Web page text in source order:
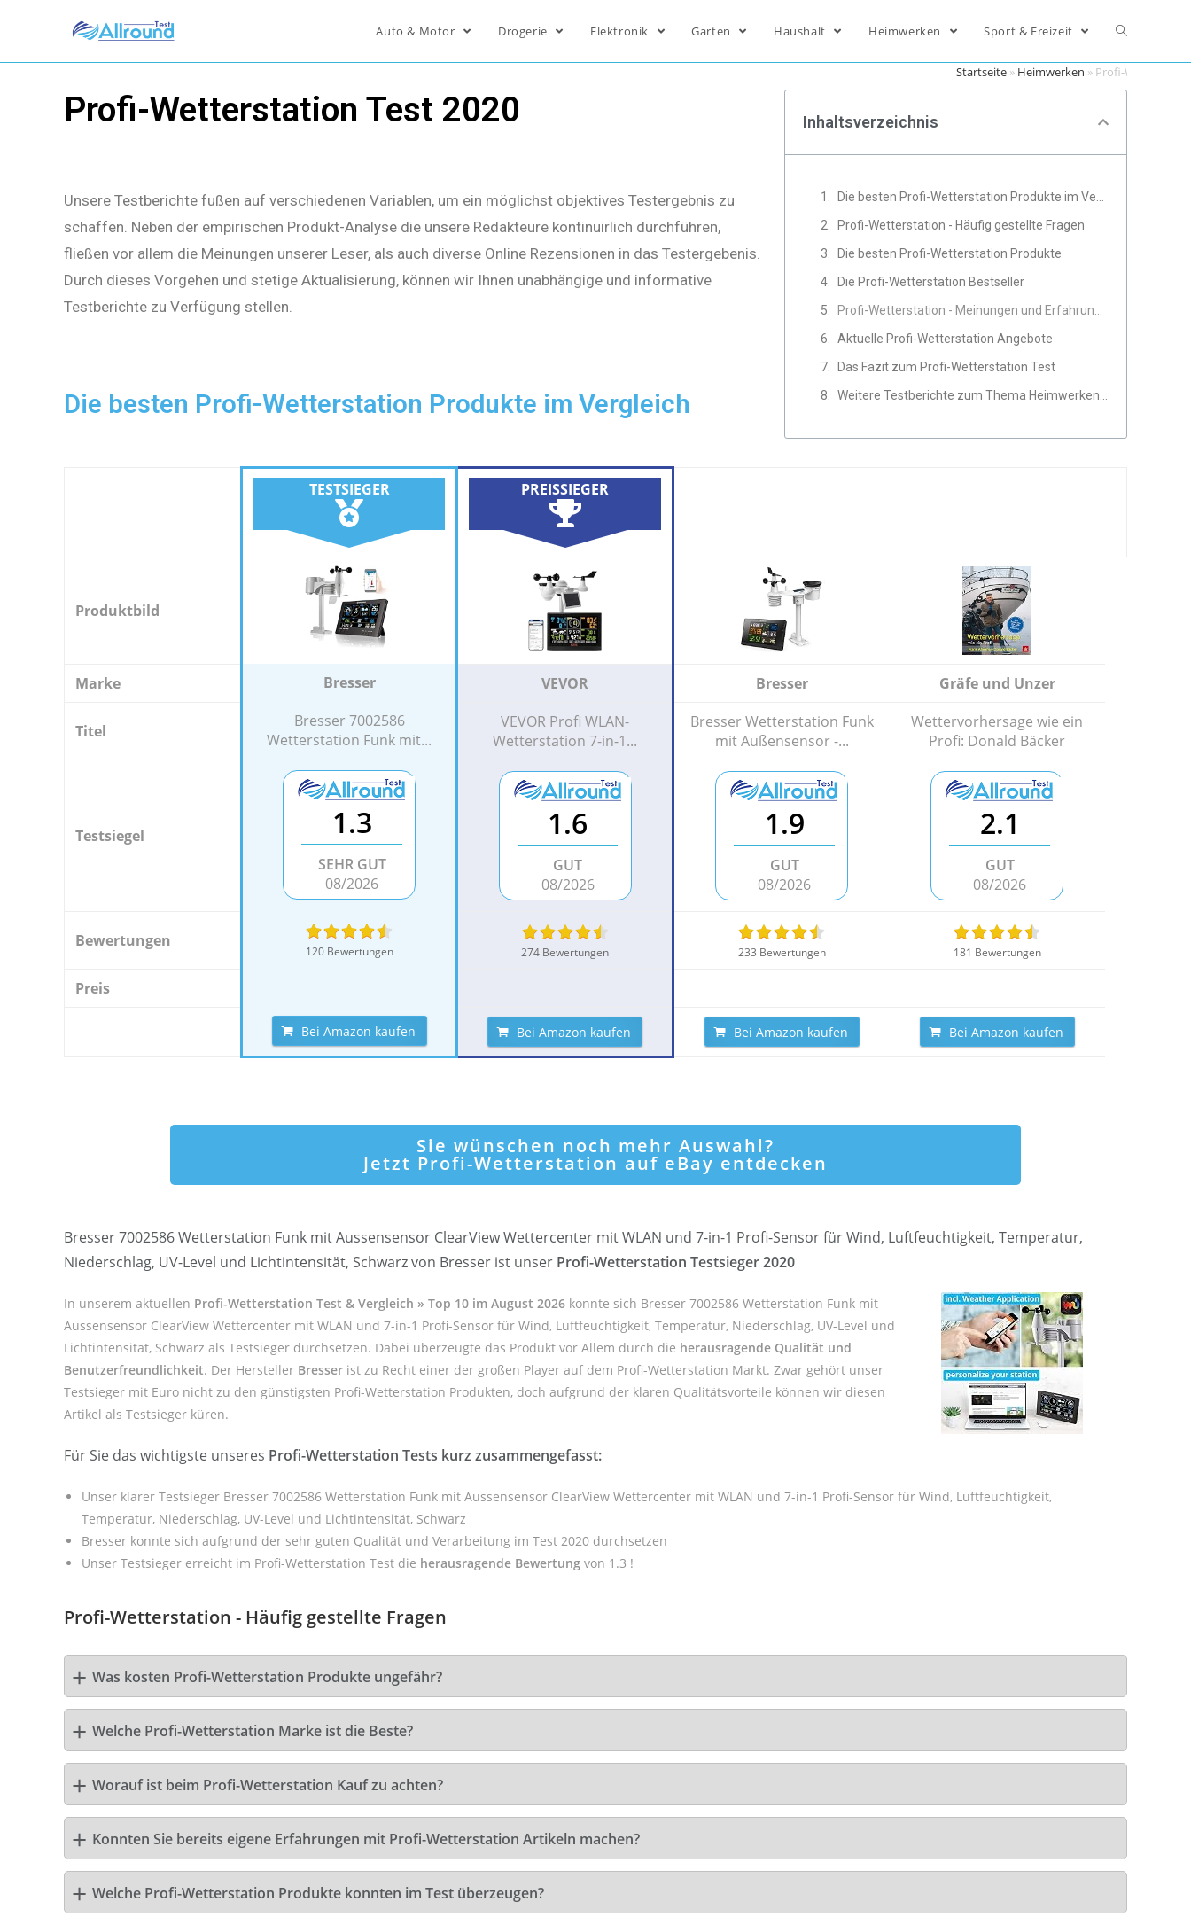
Auto & Motor Drogerie Elektronik Garten Haushalt Heimwerken Sport & Freizeit
Profi-Wetterstation Test 2020
Unsere Testberichte fußen auf verschiedenen Variablen, um ein möglichst objektives Testergebnis zu
schaffen. Neben der empirischen Produkt-Analyse die unsere Redakteure kontinuirlich durchführen,
fließen vor allem die Meinungen unserer Leser, als auch diverse Online Rezensionen in das Testergebenis.
Durch dieses Vorgehen und stetige Aktualisierung, können wir Ihnen unabhängige und informative
Testberichte zu Verfügung stellen.
Die besten Profi-Wetterstation Produkte im Vergleich
Startseite» Heimwerken » Profi-
Inhaltsverzeichnis
Profi-Wetterstation - Häufig gestellte Fragen
Die besten Profi-Wetterstation Produkte
Die Profi-Wetterstation Bestseller
Aktuelle Profi-Wetterstation Angebote
Das Fazit zum Profi-Wetterstation Test
TESTSIEGER PREISSIEGER
Produktbild
Marke Bresser VEVOR Bresser Gräfe und Unzer
Titel
Bresser 7002586
Wetterstation Funk mit...
VEVOR Profi WLAN-
Wetterstation 7-in-1...
Bresser Wetterstation Funk
mit Außensensor -...
Wettervorhersage wie ein
Profi: Donald Bäcker
Testsiegel 1.3
SEHR GUT
08/2026
1.6
GUT
08/2026
1.9
GUT
08/2026
2.1
GUT
08/2026
Bewertungen
120 Bewertungen 274 Bewertungen 233 Bewertungen 181 Bewertungen
Preis
Bei Amazon kaufen Bei Amazon kaufen Bei Amazon kaufen Bei Amazon kaufen
Sie wünschen noch mehr Auswahl?
Jetzt Profi-Wetterstation auf eBay entdecken
Bresser 7002586 Wetterstation Funk mit Aussensensor ClearView Wettercenter mit WLAN und 7-in-1 Profi-Sensor für Wind, Luftfeuchtigkeit, Temperatur,
Niederschlag, UV-Level und Lichtintensität, Schwarz von Bresser ist unser Profi-Wetterstation Testsieger 2020
In unserem aktuellen Profi-Wetterstation Test & Vergleich » Top 10 im August 2026 konnte sich Bresser 7002586 Wetterstation Funk mit
Aussensensor ClearView Wettercenter mit WLAN und 7-in-1 Profi-Sensor für Wind, Luftfeuchtigkeit, Temperatur, Niederschlag, UV-Level und
Lichtintensität, Schwarz als Testsieger durchsetzen. Dabei überzeugte das Produkt vor Allem durch die herausragende Qualität und
Benutzerfreundlichkeit. Der Hersteller Bresser ist zu Recht einer der großen Player auf dem Profi-Wetterstation Markt. Zwar gehört unser
Testsieger mit Euro nicht zu den günstigsten Profi-Wetterstation Produkten, doch aufgrund der klaren Qualitätsvorteile können wir diesen
Artikel als Testsieger küren.
Für Sie das wichtigste unseres Profi-Wetterstation Tests kurz zusammengefasst:
Unser klarer Testsieger Bresser 7002586 Wetterstation Funk mit Aussensensor ClearView Wettercenter mit WLAN und 7-in-1 Profi-Sensor für Wind, Luftfeuchtigkeit,
Temperatur, Niederschlag, UV-Level und Lichtintensität, Schwarz
Bresser konnte sich aufgrund der sehr guten Qualität und Verarbeitung im Test 2020 durchsetzen
Unser Testsieger erreicht im Profi-Wetterstation Test die herausragende Bewertung von 1.3 !
Profi-Wetterstation - Häufig gestellte Fragen
Was kosten Profi-Wetterstation Produkte ungefähr?
Welche Profi-Wetterstation Marke ist die Beste?
Worauf ist beim Profi-Wetterstation Kauf zu achten?
Konnten Sie bereits eigene Erfahrungen mit Profi-Wetterstation Artikeln machen?
Welche Profi-Wetterstation Produkte konnten im Test überzeugen?